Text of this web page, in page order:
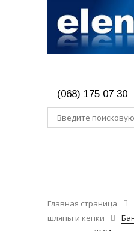
(068) 175 07 30
Главная страница
шляпы и кепки